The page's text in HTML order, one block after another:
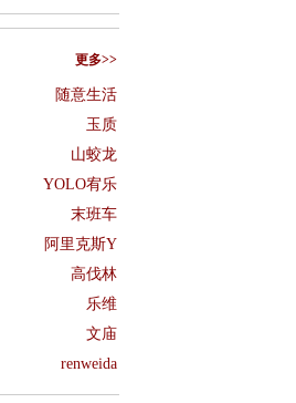
更多>>
随意生活
玉质
山蛟龙
YOLO宥乐
末班车
阿里克斯Y
高伐林
乐维
文庙
renweida